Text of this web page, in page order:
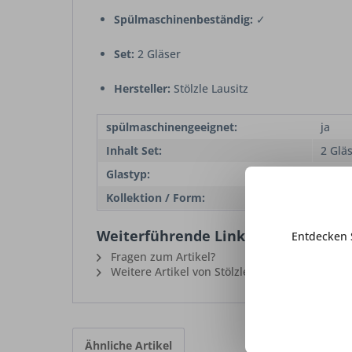
Spülmaschinenbeständig: ✓
Set: 2 Gläser
Hersteller: Stölzle Lausitz
spülmaschinengeeignet:
ja
Inhalt Set:
2
Glastyp:
Kollektion / Form:
Weiterführende Links zu "Power
Fragen zum Artikel?
Weitere Artikel von Stölzle Lausitz
Ähnliche Artikel
Entdecken